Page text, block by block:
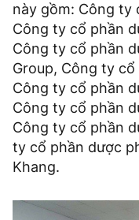
này gồm: Công ty
Công ty cổ phần
Công ty cổ phần
Group, Công ty
Công ty cổ phần
Công ty cổ phần
Công ty cổ phần
ty cổ phần dược
Khang.